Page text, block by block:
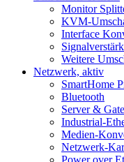
Monitor
KVM-
Interface
Weitere
Netzwerk, aktiv
SmartHome
Bluetooth
Server &
Industrial-
Medien-
Netzwerk-
Power over